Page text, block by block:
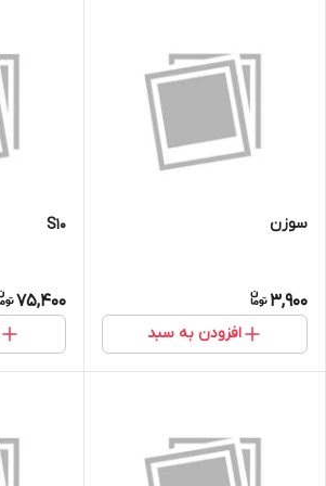
سوزن
3,900
افزودن به سبد
S10
75,400